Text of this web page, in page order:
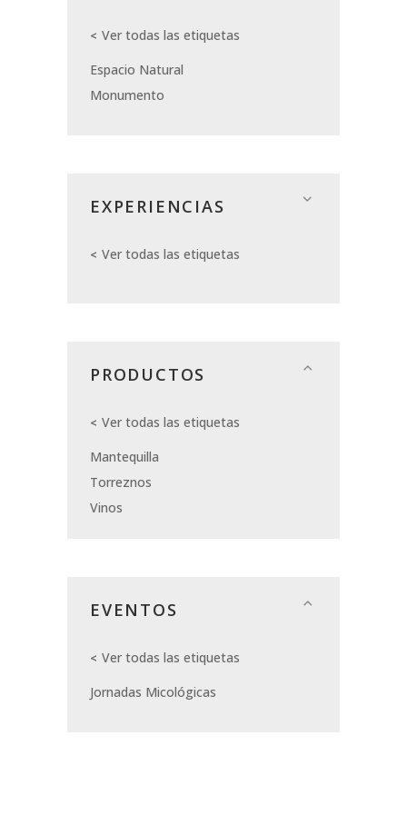
Ver todas las etiquetas
Espacio Natural
Monumento
EXPERIENCIAS
Ver todas las etiquetas
PRODUCTOS
Ver todas las etiquetas
Mantequilla
Torreznos
Vinos
EVENTOS
Ver todas las etiquetas
Jornadas Micológicas